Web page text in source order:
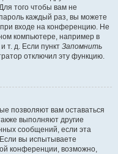
того чтобы вам не
каждый раз, вы можете
при входе на конференцию. Не
компьютере, например в
т. д. Если пункт Запомнить
отключил эту функцию.
позволяют вам оставаться
выполняют другие
сообщений, если эта
вы испытываете
конференции, возможно,